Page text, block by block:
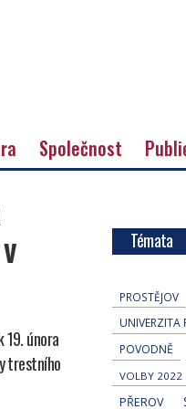
Společnost
února
trestního
Témata
PROSTĚJOV
UNIVERZITA
POVODNĚ
VOLBY 2022
PŘEROV